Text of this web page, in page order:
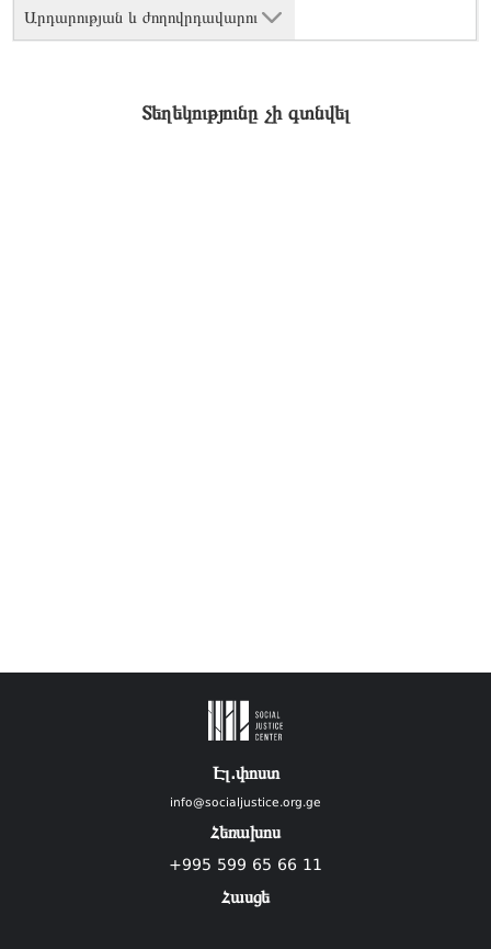
Արդարության և ժողովրդավարու
Տեղեկությունը չի գտնվել
Էլ.փոստ
info@socialjustice.org.ge
Հեռախոս
+995 599 65 66 11
Հասցե